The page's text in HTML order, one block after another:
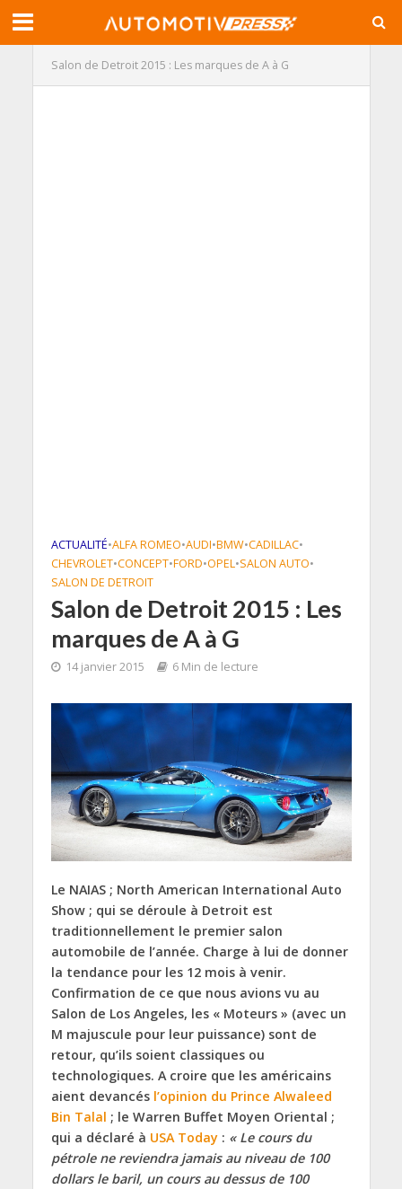
Salon de Detroit 2015 : Les marques de A à G
ACTUALITÉ•ALFA ROMEO•AUDI•BMW•CADILLAC•
CHEVROLET•CONCEPT•FORD•OPEL•SALON AUTO•
SALON DE DETROIT
Salon de Detroit 2015 : Les
marques de A à G
14 janvier 2015 6 Min de lecture
Le NAIAS ; North American International Auto
Show ; qui se déroule à Detroit est
traditionnellement le premier salon
automobile de l’année. Charge à lui de donner
la tendance pour les 12 mois à venir.
Confirmation de ce que nous avions vu au
Salon de Los Angeles, les « Moteurs » (avec un
M majuscule pour leur puissance) sont de
retour, qu’ils soient classiques ou
technologiques. A croire que les américains
aient devancés l’opinion du Prince Alwaleed
Bin Talal ; le Warren Buffet Moyen Oriental ;
qui a déclaré à USA Today: « Le cours du
pétrole ne reviendra jamais au niveau de 100
dollars le baril, un cours au dessus de 100